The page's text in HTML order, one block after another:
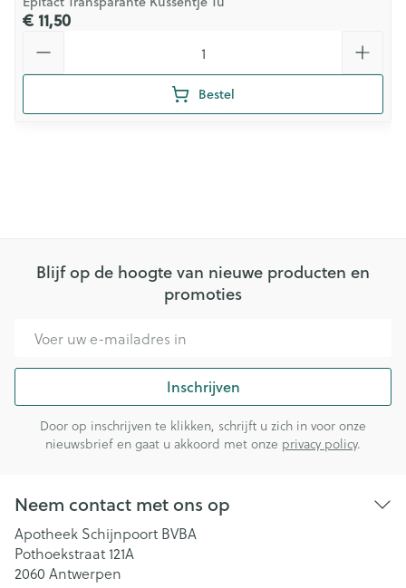
€ 11,50
Bestel
Blijf op de hoogte van nieuwe producten en
promoties
Inschrijven
Door op inschrijven te klikken, schrijft u zich in voor onze
nieuwsbrief en gaat u akkoord met onze privacy policy.
Neem contact met ons op
Apotheek Schijnpoort BVBA
Pothoekstraat 121A
2060 Antwerpen